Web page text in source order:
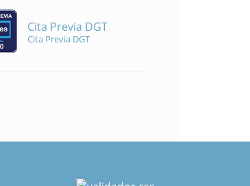
Cita Previa DGT
Cita Previa DGT